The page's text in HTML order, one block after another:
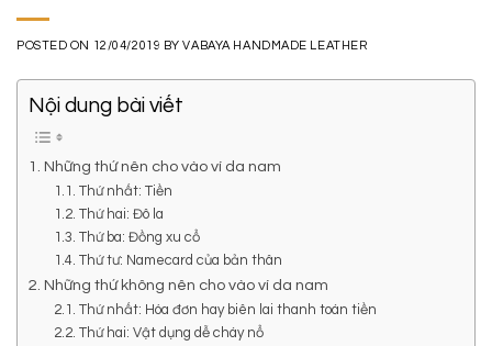
POSTED ON 12/04/2019 BYVABAYA HANDMADE LEATHER
Nội dung bài viết
1. Những thứ nên cho vào ví da nam
1.1. Thứ nhất: Tiền
1.2. Thứ hai: Đô la
1.3. Thứ ba: Đồng xu cổ
1.4. Thứ tư: Namecard của bản thân
2. Những thứ không nên cho vào ví da nam
2.1. Thứ nhất: Hóa đơn hay biên lai thanh toán tiền
2.2. Thứ hai: Vật dụng dễ cháy nổ